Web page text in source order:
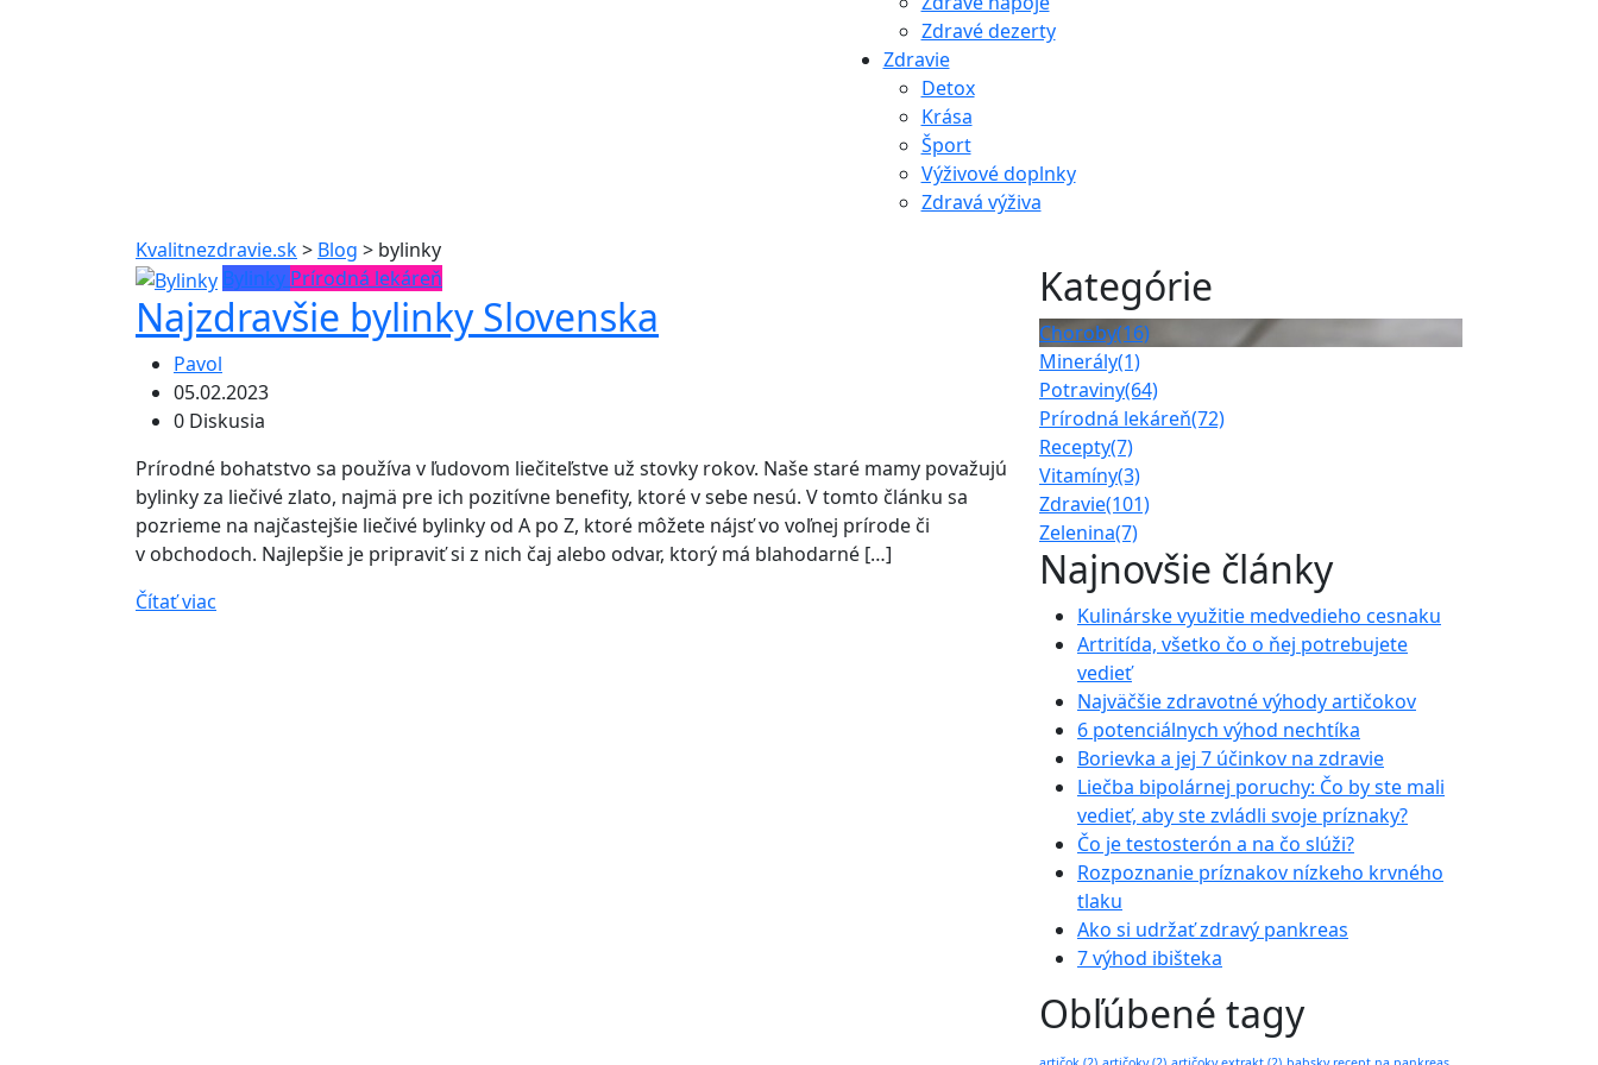
Zdravé dezerty
Zdravie
Detox
Krása
Šport
Výživové doplnky
Zdravá výživa
Kvalitnezdravie.sk> Blog > bylinky
Bylinky Prírodná lekáreň
Najzdravšie bylinky Slovenska
Pavol
05.02.2023
0 Diskusia
Prírodné bohatstvo sa používa v ľudovom liečiteľstve už stovky rokov. Naše staré mamy považujú
bylinky za liečivé zlato, najmä pre ich pozitívne benefity, ktoré v sebe nesú. V tomto článku sa
pozrieme na najčastejšie liečivé bylinky od A po Z, ktoré môžete nájsť vo voľnej prírode či
v obchodoch. Najlepšie je pripraviť si z nich čaj alebo odvar, ktorý má blahodarné […]
Čítať viac
Kategórie
Choroby(16)
Minerály(1)
Potraviny(64)
Prírodná lekáreň(72)
Recepty(7)
Vitamíny(3)
Zdravie(101)
Zelenina(7)
Najnovšie články
Kulinárske využitie medvedieho cesnaku
Artritída, všetko čo o ňej potrebujete
vedieť
Najväčšie zdravotné výhody artičokov
6 potenciálnych výhod nechtíka
Borievka a jej 7 účinkov na zdravie
Liečba bipolárnej poruchy: Čo by ste mali
vedieť, aby ste zvládli svoje príznaky?
Čo je testosterón a na čo slúži?
Rozpoznanie príznakov nízkeho krvného
tlaku
Ako si udržať zdravý pankreas
7 výhod ibišteka
Obľúbené tagy